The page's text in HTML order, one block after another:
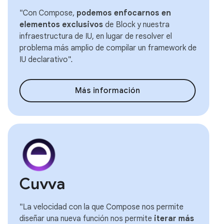
"Con Compose, podemos enfocarnos en
elementos exclusivos de Block y nuestra
infraestructura de IU, en lugar de resolver el
problema más amplio de compilar un framework de
IU declarativo".
Más información
Cuvva
"La velocidad con la que Compose nos permite
diseñar una nueva función nos permite iterar más